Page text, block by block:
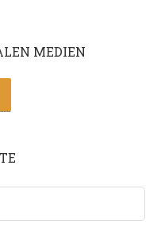
MEDIEN